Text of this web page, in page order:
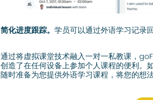
简化进度跟踪。 学员可以通过外语学习记录
通过将虚拟课堂技术融入一对一私教课，
创造了在任何设备上参加个人课程的便利。
随时准备为您提供外语学习课程，将您的想